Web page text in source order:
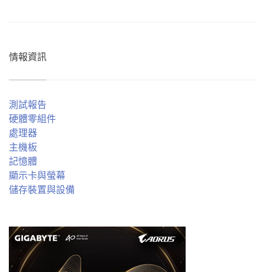
情報資訊
測試報告
硬體零組件
處理器
主機板
記憶體
顯示卡與螢幕
儲存裝置與設備